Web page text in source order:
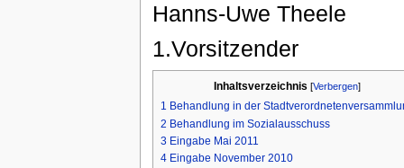
Hanns-Uwe Theele
1.Vorsitzender
Inhaltsverzeichnis [Verbergen]
1 Behandlung in der
2 Behandlung im Sozialausschuss
3 Eingabe Mai 2011
4 Eingabe November 2010